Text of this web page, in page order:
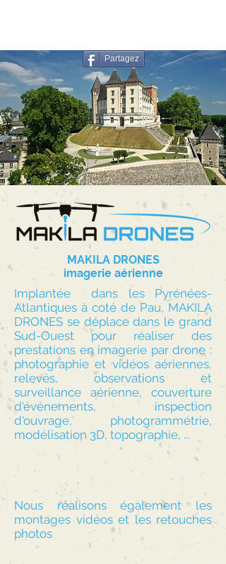
Partagez
MAKILA DRONES
imagerie aérienne
Implantée dans les Pyrénées-
Atlantiques à coté de Pau, MAKILA
DRONES se déplace dans le grand
Sud-Ouest pour réaliser des
prestations en imagerie par drone :
photographie et vidéos aériennes,
relevés, observations et
surveillance aérienne, couverture
d'événements, inspection
d'ouvrage, photogrammétrie,
modélisation 3D, topographie, ...
Nous réalisons également les
montages vidéos et les retouches
photos